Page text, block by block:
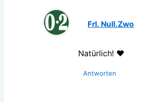
Frl. Null.Zwo
Natürlich! ❤
Antworten